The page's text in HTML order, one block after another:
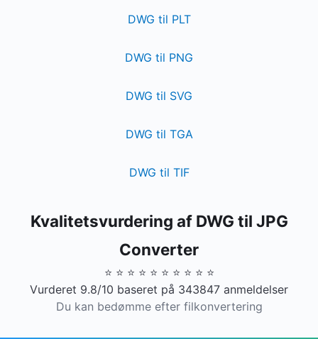
DWG til PLT
DWG til PNG
DWG til SVG
DWG til TGA
DWG til TIF
Kvalitetsvurdering af DWG til JPG
Converter
⭐ ⭐ ⭐ ⭐ ⭐ ⭐ ⭐ ⭐ ⭐ ⭐
Vurderet 9.8/10 baseret på 343847 anmeldelser
Du kan bedømme efter filkonvertering